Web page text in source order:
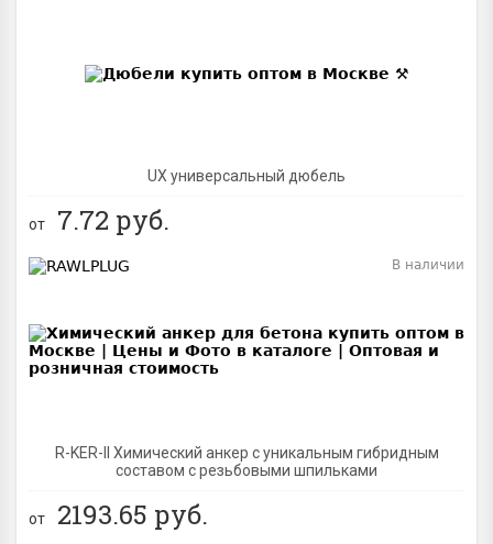
UX универсальный дюбель
от 7.72 руб.
R-KER-II Химический анкер с уникальным гибридным
составом с резьбовыми шпильками
В наличии
от 2193.65 руб.